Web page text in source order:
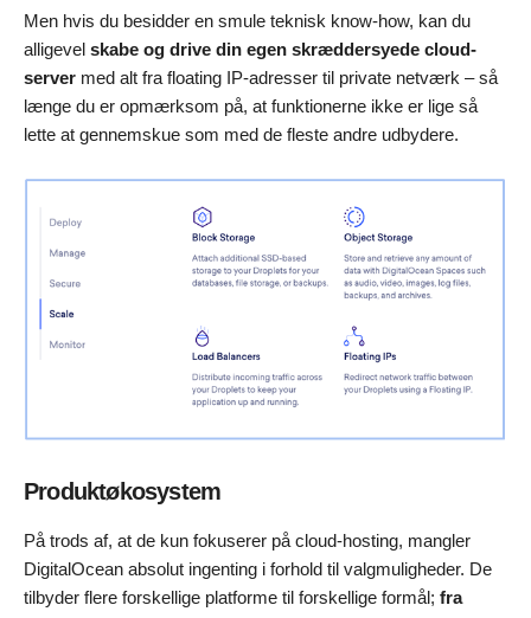
Men hvis du besidder en smule teknisk know-how, kan du
alligevel skabe og drive din egen skræddersyede cloud-
server med alt fra floating IP-adresser til private netværk – så
længe du er opmærksom på, at funktionerne ikke er lige så
lette at gennemskue som med de fleste andre udbydere.
Produktøkosystem
På trods af, at de kun fokuserer på cloud-hosting, mangler
DigitalOcean absolut ingenting i forhold til valgmuligheder. De
tilbyder flere forskellige platforme til forskellige formål; fra